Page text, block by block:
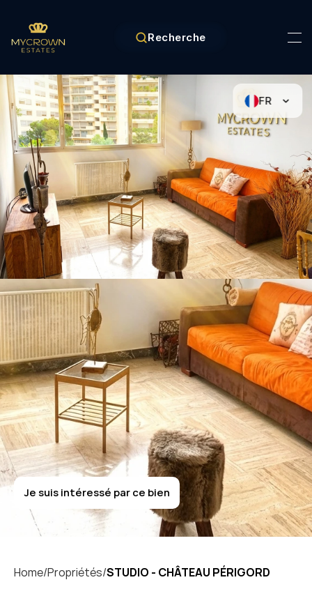
Recherche
La Rouss e
STUDIO-CHÂTEAU
PÉRIGORD
Je suis intéressé par ce bien
Home/Propriétés/STUDIO - CHÂTEAU PÉRIGORD
FR